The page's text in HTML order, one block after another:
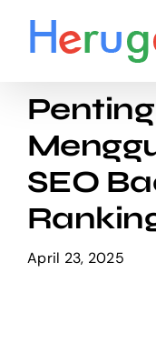
SEO
April 23, 2025